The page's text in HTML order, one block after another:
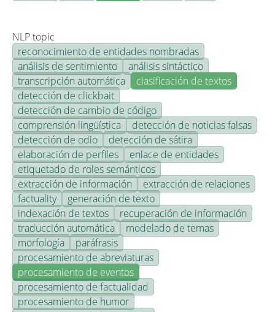
NLP topic
reconocimiento de entidades nombradas
análisis de sentimiento
análisis sintáctico
transcripción automática
clasificación de textos
detección de clickbait
detección de cambio de código
comprensión lingüística
detección de noticias falsas
detección de odio
detección de sátira
elaboración de perfiles
enlace de entidades
etiquetado de roles semánticos
extracción de información
extracción de relaciones
factuality
generación de texto
indexación de textos
recuperación de información
traducción automática
modelado de temas
morfología
paráfrasis
procesamiento de abreviaturas
procesamiento de eventos
procesamiento de factualidad
procesamiento de humor